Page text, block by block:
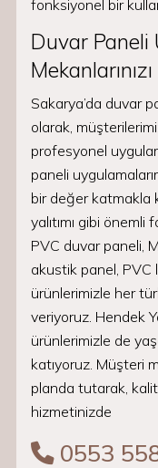
fonksiyonel bir
Duvar Paneli
Sakarya’da duvar
olarak,
profesyonel
paneli
bir değer katmakla
yalıtımı gibi
PVC duvar paneli,
akustik panel, PVC
ürünlerimizle her
veriyoruz. Hendek
ürünlerimizle de
katıyoruz. Müşteri
planda tutarak,
hizmetinizde
0553